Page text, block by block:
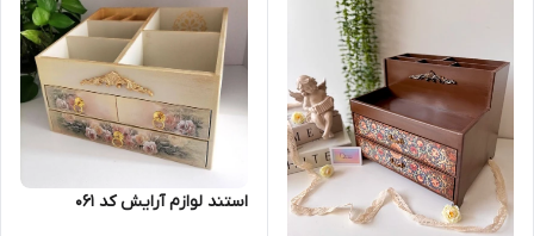
استند لوازم آرایش کد 061